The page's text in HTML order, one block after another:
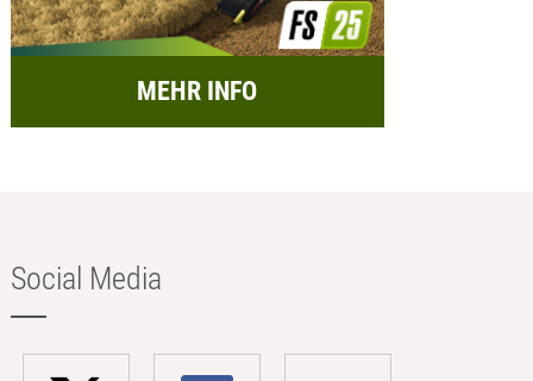
MEHR INFO
Social Media